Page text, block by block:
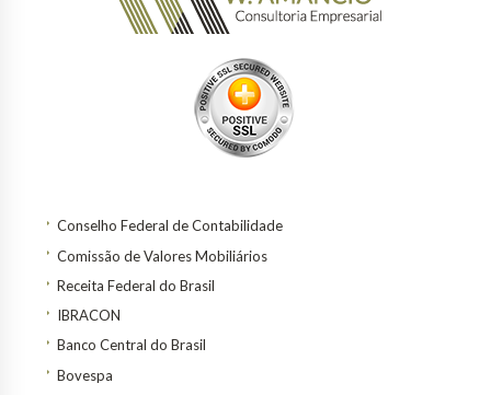
Conselho Federal de Contabilidade
Comissão de Valores Mobiliários
Receita Federal do Brasil
IBRACON
Banco Central do Brasil
Bovespa